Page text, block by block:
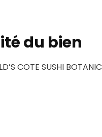
du bien
COTE SUSHI BOTANIC